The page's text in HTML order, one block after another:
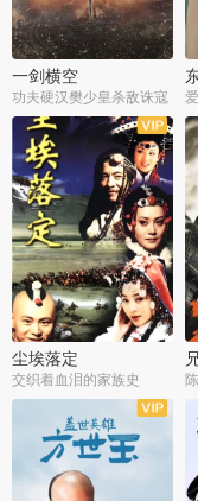
一剑横空
功夫硬汉樊少皇杀敌诛寇
全25集
尘埃落定
交织着血泪的家族史
全36集